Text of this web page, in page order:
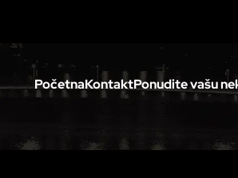
PočetnaKontaktPonudite vašu